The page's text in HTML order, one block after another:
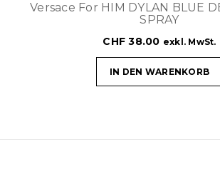
Versace For HIM DYLAN BLUE
SPRAY
CHF 38.00 exkl. MwSt.
IN DEN WARENKORB